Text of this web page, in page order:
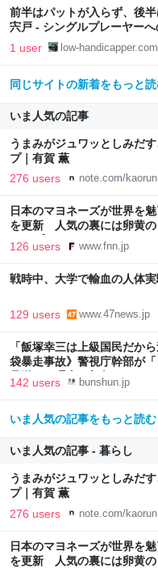
前半はパットが入らず、後
宍戸 - シングルプレーヤーへ
1 user low-handicapper.com
同じサイトの新着をもっと
いま人気の記事
うまみがジュワッとしみだ
プ｜有賀 薫
276 users note.com/kaorun
日本のマヨネーズが世界を
を更新 人気の裏には卵黄
FNNプライムオンライン
126 users www.fnn.jp
戦時中、大学で輸血の人体
129 users www.47news.jp
「飯塚幸三は上級国民だか
袋暴走事故》警視庁幹部が
見送った理由 | 文春オンライ
142 users bunshun.jp
いま人気の記事をもっと読む
いま人気の記事 - 暮らし
うまみがジュワッとしみだ
プ｜有賀 薫
276 users note.com/kaorun
日本のマヨネーズが世界を
を更新 人気の裏には卵黄